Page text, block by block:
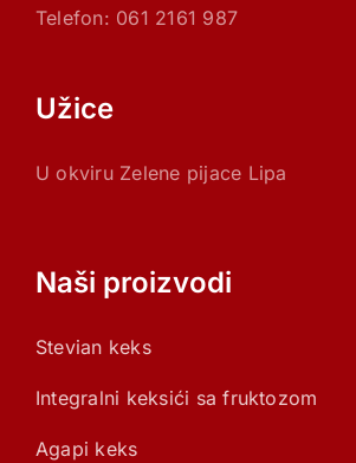
Telefon: 061 2161 987
Užice
U okviru Zelene pijace Lipa
Naši proizvodi
Stevian keks
Integralni keksići sa fruktozom
Agapi keks